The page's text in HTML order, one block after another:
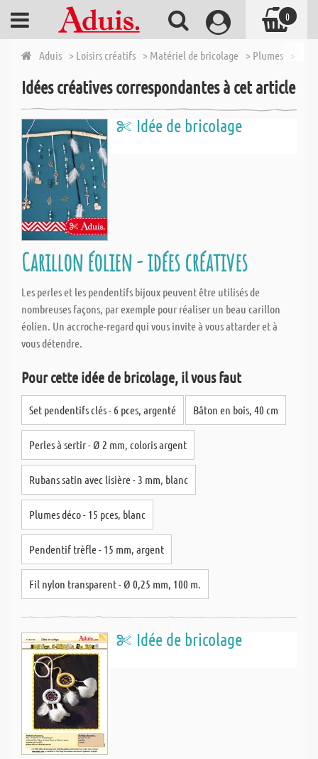
Aduis > Loisirs créatifs > Matériel de bricolage > Plumes >
Idées créatives correspondantes à cet article
Idée de bricolage
Carillon éolien - idées créatives
Les perles et les pendentifs bijoux peuvent être utilisés de
nombreuses façons, par exemple pour réaliser un beau carillon
éolien. Un accroche-regard qui vous invite à vous attarder et à
vous détendre.
Pour cette idée de bricolage, il vous faut
Set pendentifs clés - 6 pces, argenté Bâton en bois, 40 cm
Perles à sertir - Ø 2 mm, coloris argent
Rubans satin avec lisière - 3 mm, blanc
Plumes déco - 15 pces, blanc
Pendentif trèfle - 15 mm, argent
Fil nylon transparent - Ø 0,25 mm, 100 m.
Idée de bricolage
0